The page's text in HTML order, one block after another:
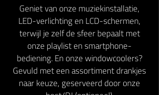
Geniet van onze muziekinstallatie,
LED-verlichting en LCD-schermen,
terwijl je zelf de sfeer bepaalt met
onze playlist en smartphone-
bediening. En onze windowcoolers?
Gevuld met een assortiment drankjes
naar keuze, geserveerd door onze